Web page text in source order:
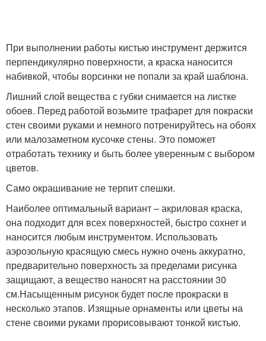
При выполнении работы кистью инструмент держится
перпендикулярно поверхности, а краска наносится
набивкой, чтобы ворсинки не попали за край шаблона.
Лишний слой вещества с губки снимается на листке
обоев. Перед работой возьмите трафарет для покраски
стен своими руками и немного потренируйтесь на обоях
или малозаметном кусочке стены. Это поможет
отработать технику и быть более уверенным с выбором
цветов.
Само окрашивание не терпит спешки.
Наиболее оптимальный вариант – акриловая краска,
она подходит для всех поверхностей, быстро сохнет и
наносится любым инструментом. Использовать
аэрозольную красящую смесь нужно очень аккуратно,
предварительно поверхность за пределами рисунка
защищают, а вещество наносят на расстоянии 30
см.Насыщенным рисунок будет после прокраски в
несколько этапов. Изящные орнаменты или цветы на
стене своими руками прорисовывают тонкой кистью.